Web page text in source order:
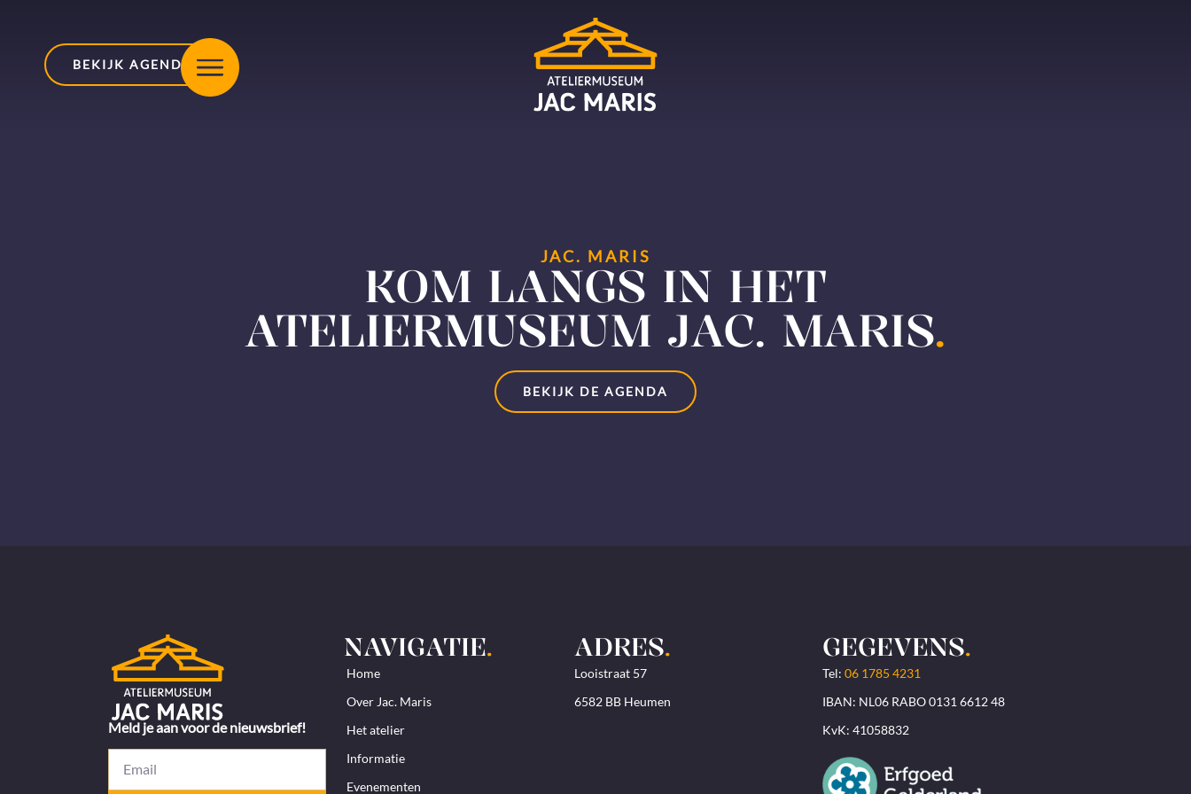
BEKIJK AGENDA
JAC. MARIS
KOM LANGS IN HET
ATELIERMUSEUM JAC. MARIS.
BEKIJK DE AGENDA
Meld je aan voor de nieuwsbrief!
NAVIGATIE.
Home
Over Jac. Maris
Het atelier
Informatie
Evenementen
ADRES.
Looistraat 57
6582 BB Heumen
GEGEVENS.
Tel: 06 1785 4231
IBAN: NL06 RABO 0131 6612 48
KvK: 41058832